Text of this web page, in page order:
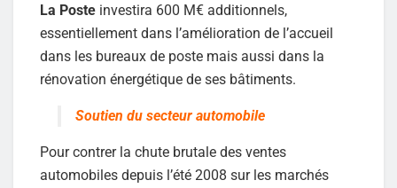
La Poste investira 600 M€ additionnels,
essentiellement dans l’amélioration de l’accueil
dans les bureaux de poste mais aussi dans la
rénovation énergétique de ses bâtiments.
Soutien du secteur automobile
Pour contrer la chute brutale des ventes
automobiles depuis l’été 2008 sur les marchés